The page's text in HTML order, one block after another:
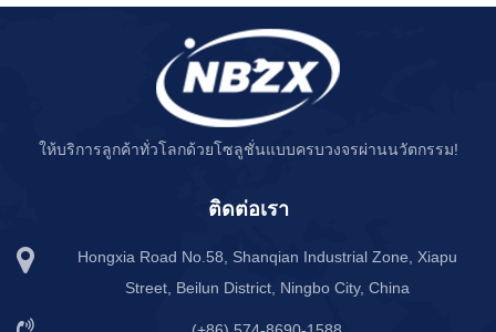
ให้บริการลูกค้าทั่วโลกด้วยโซลูชั่นแบบครบวงจรผ่านนวัตกรรม!
ติดต่อเรา
Hongxia Road No.58, Shanqian Industrial Zone, Xiapu
Street, Beilun District, Ningbo City, China